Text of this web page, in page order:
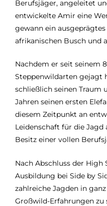
Berufsjäger, angeleitet
entwickelte Amir eine
gewann ein
afrikanischen Busch und
Nachdem er seit seinem
Steppenwildarten gejagt
schließlich seinen Traum
Jahren seinen ersten
diesem Zeitpunkt an
Leidenschaft für die Jagd
Besitz einer vollen
Nach Abschluss der High
Ausbildung bei Side by
zahlreiche Jagden in
Großwild-Erfahrungen zu